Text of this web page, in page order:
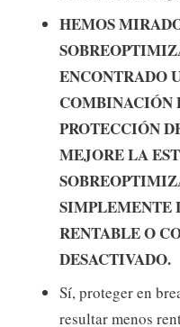
HEMOS
ENCONTRADO
COMBINACIÓN
PROTECCIÓN
MEJORE LA
SIMPLEMENTE
RENTABLE O
DESACTIVADO.
Sí, proteger en
resultar menos